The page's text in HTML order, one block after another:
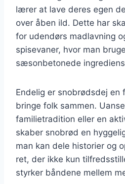
lærer at lave deres egen
over åben ild. Dette har
for udendørs madlavning
spisevaner, hvor man
sæsonbetonede
Endelig er snobrødsdej en
bringe folk sammen.
familietradition eller en
skaber snobrød en
man kan dele historier og
ret, der ikke kun
styrker båndene mellem